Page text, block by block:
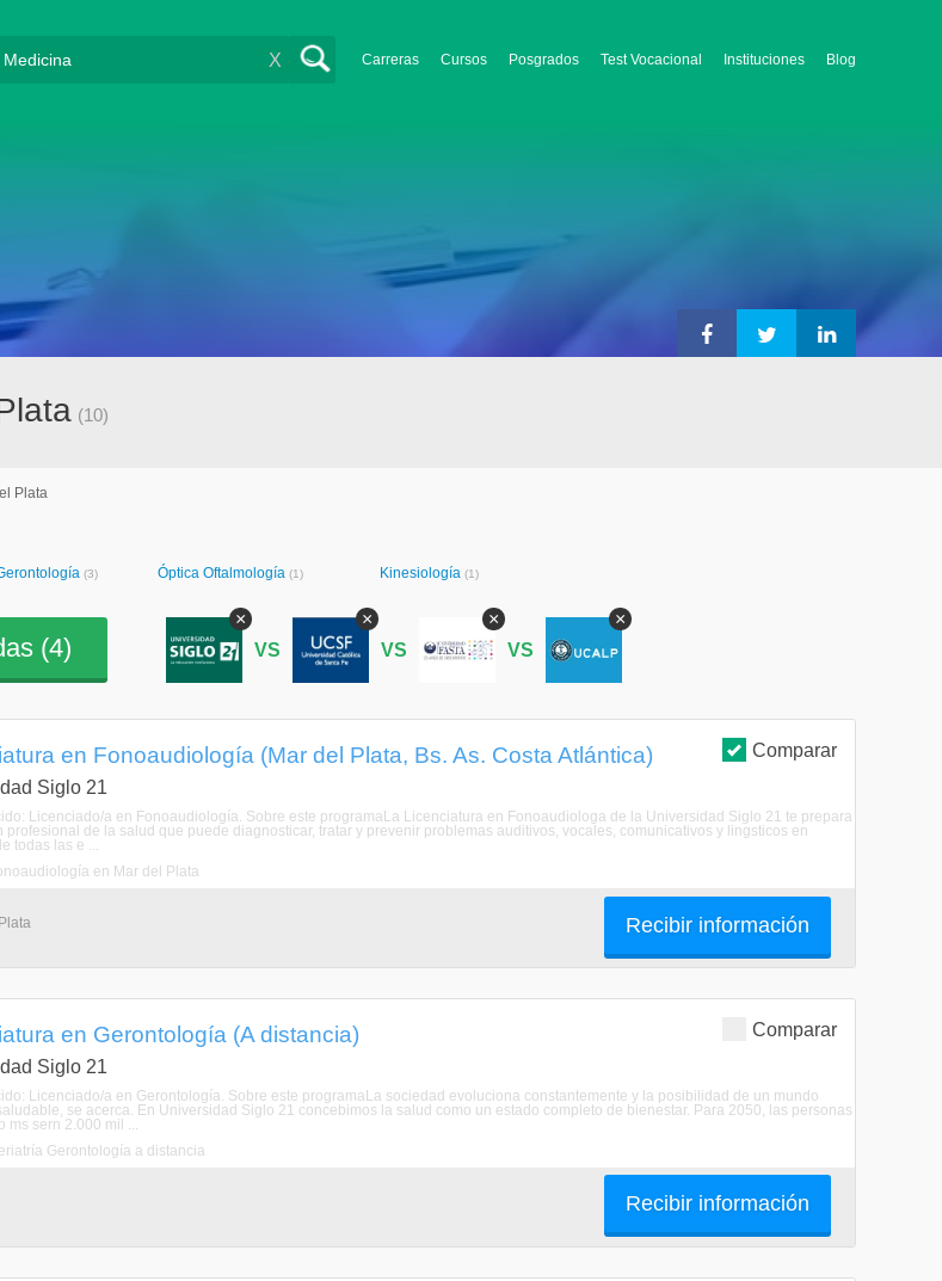
Carreras Cursos Posgrados Test Vocacional Instituciones Blog
X
(10)
Plata
(3) Óptica Oftalmología (1) Kinesiología (1)
(4)
×
VS
×
VS
×
VS
×
Comparar
en Fonoaudiología (Mar del Plata, Bs. As. Costa Atlántica)
Siglo 21
Licenciado/a en Fonoaudiología. Sobre este programaLa Licenciatura en Fonoaudiologa de la Universidad Siglo 21 te prepara
profesional de la salud que puede diagnosticar, tratar y prevenir problemas auditivos, vocales, comunicativos y lingsticos en
todas las e ...
en Mar del Plata
Recibir información
Comparar
en Gerontología (A distancia)
Siglo 21
Licenciado/a en Gerontología. Sobre este programaLa sociedad evoluciona constantemente y la posibilidad de un mundo
se acerca. En Universidad Siglo 21 concebimos la salud como un estado completo de bienestar. Para 2050, las personas
ms sern 2.000 mil ...
Gerontología a distancia
Recibir información